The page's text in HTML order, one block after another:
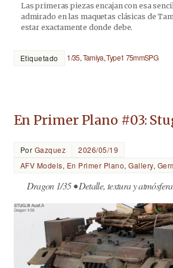
Las primeras piezas encajan con esa
admirado en las maquetas clásicas de
estar exactamente donde debe.
Etiquetado 1/35,Tamiya,Type1 75mmSPG
En Primer Plano #03:
Por Gazquez
2026/05/19
AFV Models, En Primer Plano,Gallery,
Dragon 1/35 • Detalle, textura y